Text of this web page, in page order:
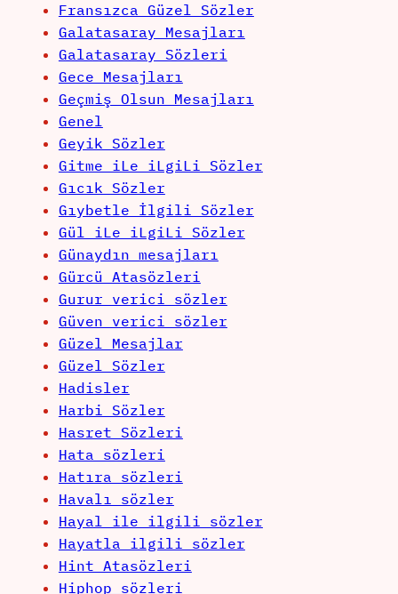
Fransızca Güzel Sözler
Galatasaray Mesajları
Galatasaray Sözleri
Gece Mesajları
Geçmiş Olsun Mesajları
Genel
Geyik Sözler
Gitme iLe iLgiLi Sözler
Gıcık Sözler
Gıybetle İlgili Sözler
Gül iLe iLgiLi Sözler
Günaydın mesajları
Gürcü Atasözleri
Gurur verici sözler
Güven verici sözler
Güzel Mesajlar
Güzel Sözler
Hadisler
Harbi Sözler
Hasret Sözleri
Hata sözleri
Hatıra sözleri
Havalı sözler
Hayal ile ilgili sözler
Hayatla ilgili sözler
Hint Atasözleri
Hiphop sözleri